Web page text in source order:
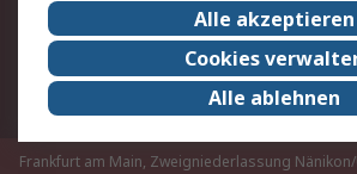
Karriere bei RS
Qualität/Umwelt/Zertifikate
Event-Center
Frankfurt am Main, Zweigniederlassung
Alle akzeptieren
Cookies
Alle ablehnen